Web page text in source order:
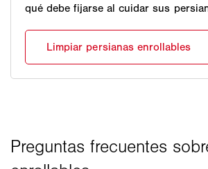
qué debe fijarse al cuidar sus